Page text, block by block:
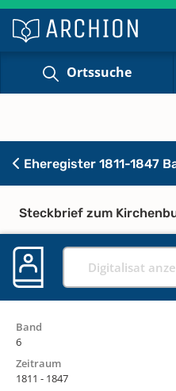
Ortssuche
Eheregister 1811-1847
Steckbrief zum
Digitalisat
Band
6
Zeitraum
1811 - 1847